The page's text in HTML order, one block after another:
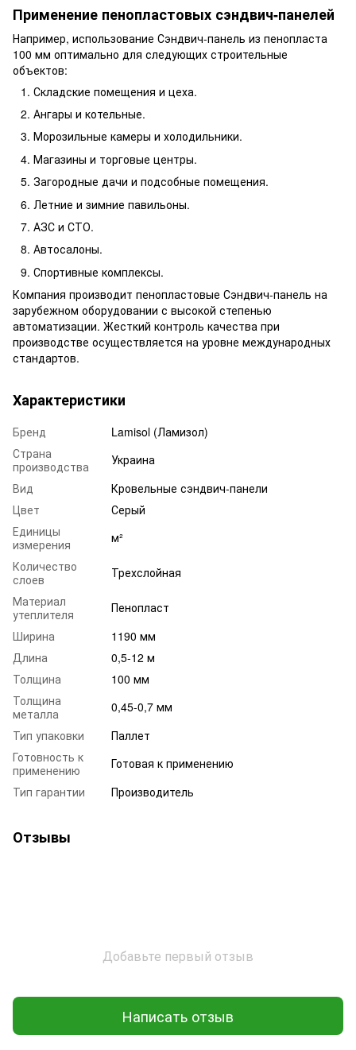
Применение пенопластовых сэндвич-панелей
Например, использование Сэндвич-панель из пенопласта
100 мм оптимально для следующих строительные
объектов:
Складские помещения и цеха.
Ангары и котельные.
Морозильные камеры и холодильники.
Магазины и торговые центры.
Загородные дачи и подсобные помещения.
Летние и зимние павильоны.
АЗС и СТО.
Автосалоны.
Спортивные комплексы.
Компания производит пенопластовые Сэндвич-панель на
зарубежном оборудовании с высокой степенью
автоматизации. Жесткий контроль качества при
производстве осуществляется на уровне международных
стандартов.
Характеристики
Бренд
Lamisol (Ламизол)
Страна
производства
Украина
Вид
Кровельные сэндвич-панели
Цвет
Серый
Единицы
измерения
м²
Количество
слоев
Трехслойная
Материал
утеплителя
Пенопласт
Ширина
1190 мм
Длина
0,5-12 м
Толщина
100 мм
Толщина
металла
0,45-0,7 мм
Тип упаковки
Паллет
Готовность к
применению
Готовая к применению
Тип гарантии
Производитель
Отзывы
Добавьте первый отзыв
Написать отзыв